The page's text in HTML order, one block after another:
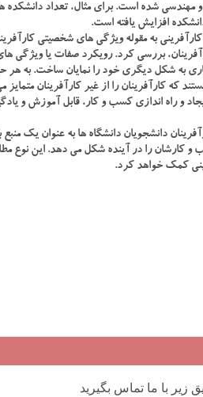
شده است. برای مثال، تعداد دانشکده
به مقوله ویژگی های شخصیتی
بررسی کرد. رویکرد صفات یا
به شکل دیگری خود را نمایان ساخت. به
کارآفرینان را از غیر کارآفرینان متمایز
ایجاد و راه اندازی کسب و کار، قابل آموزش و
دانشجویان دانشگاه ها به عنوان یک
و کارشان را در آینده شکل می دهد. این نوع
کمک خواهد کرد.
با ما تماس بگیرید